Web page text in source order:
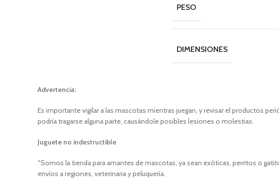
PESO
DIMENSIONES
Advertencia:
Es importante vigilar a las mascotas mientras juegan, y revisar el productos
podría tragarse alguna parte, causándole posibles lesiones o molestias.
Juguete no indestructible
“Somos la tienda para amantes de mascotas, ya sean exóticas, perritos o
envíos a regiones, veterinaria y peluquería.